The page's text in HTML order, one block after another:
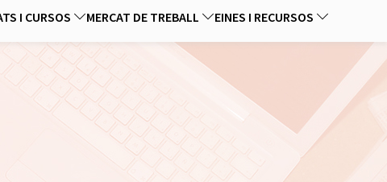
I CURSOS MERCAT DE TREBALL EINES I RECURSOS